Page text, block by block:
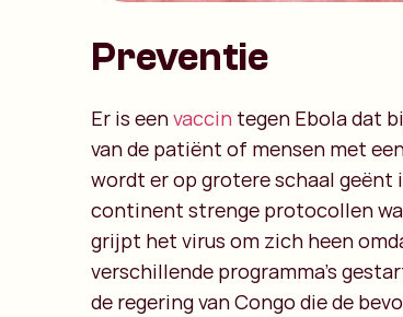
Preventie
Er is eenvaccin tegen Ebola dat
van de patiënt of mensen met
wordt er op grotere schaal geënt
continent strenge protocollen
grijpt het virus om zich heen
verschillende programma’s
de regering van Congo die de